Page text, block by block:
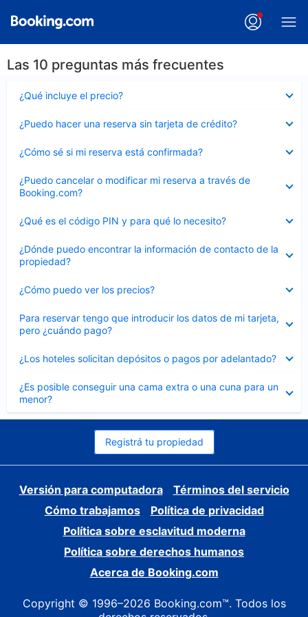
Las 10 preguntas más frecuentes
¿Qué incluye el precio?
cerrado
¿Puedo hacer una reserva sin tarjeta de crédito?
cerrado
¿Cómo sé si mi reserva está confirmada?
cerrado
¿Puedo cancelar o modificar mi reserva a través de
Booking.com?
cerrado
¿Qué es el código PIN y para qué lo necesito?
cerrado
¿Dónde puedo encontrar la información de contacto de la
propiedad?
cerrado
¿Cómo puedo ver los precios?
cerrado
Para reservar tengo que introducir los datos de mi tarjeta,
pero ¿cuándo pago?
cerrado
¿Los hoteles solicitan depósitos o pagos por adelantado?
cerrado
¿Es posible conseguir una cama extra o una cuna para un
menor?
cerrado
Registrá tu propiedad
Versión para computadora
Términos del servicio
Cómo trabajamos
Política de privacidad
Política sobre esclavitud moderna
Política sobre derechos humanos
Acerca de Booking.com
Copyright © 1996–2026 Booking.com™. Todos los